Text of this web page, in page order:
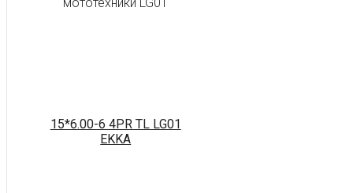
15*6.00-6 4PR TL LG01
EKKA